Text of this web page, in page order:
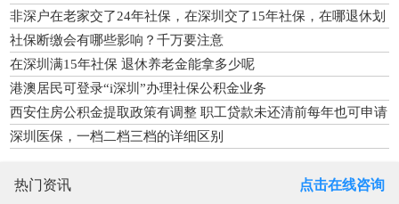
非深户在老家交了24年社保，在深圳交了15年社保，在哪退休划
算？
社保断缴会有哪些影响？千万要注意
在深圳满15年社保 退休养老金能拿多少呢
港澳居民可登录“i深圳”办理社保公积金业务
西安住房公积金提取政策有调整 职工贷款未还清前每年也可申请
提取公积金
深圳医保，一档二档三档的详细区别
热门资讯 点击在线咨询